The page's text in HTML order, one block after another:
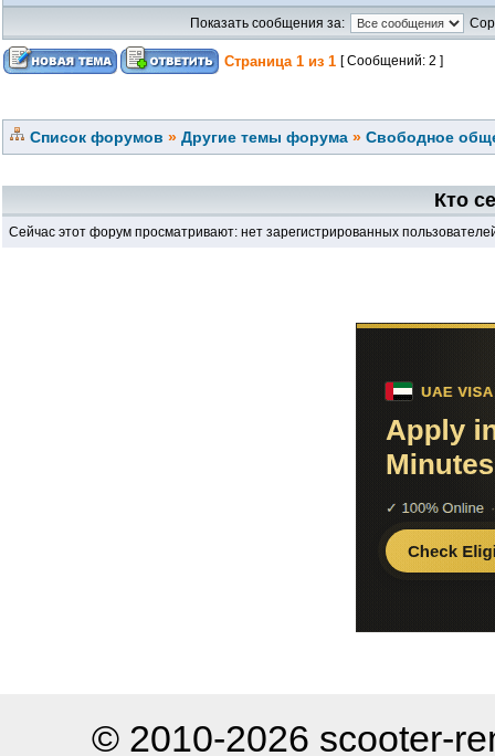
Показать сообщения за:
Страница 1 из 1 [ Сообщений: 2 ]
Список форумов » Другие темы форума » Свободное
Кто
Сейчас этот форум просматривают: нет зарегистрированных
© 2010-2026 scooter-